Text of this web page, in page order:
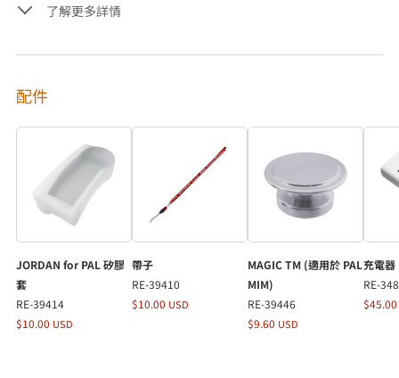
了解更多詳情
配件
JORDAN for PAL 矽膠
套
RE-39414
$10.00 USD
帶子
RE-39410
$10.00 USD
MAGIC TM (適用於 PAL
MIM)
RE-39446
$9.60 USD
充電器
RE-
$45.00